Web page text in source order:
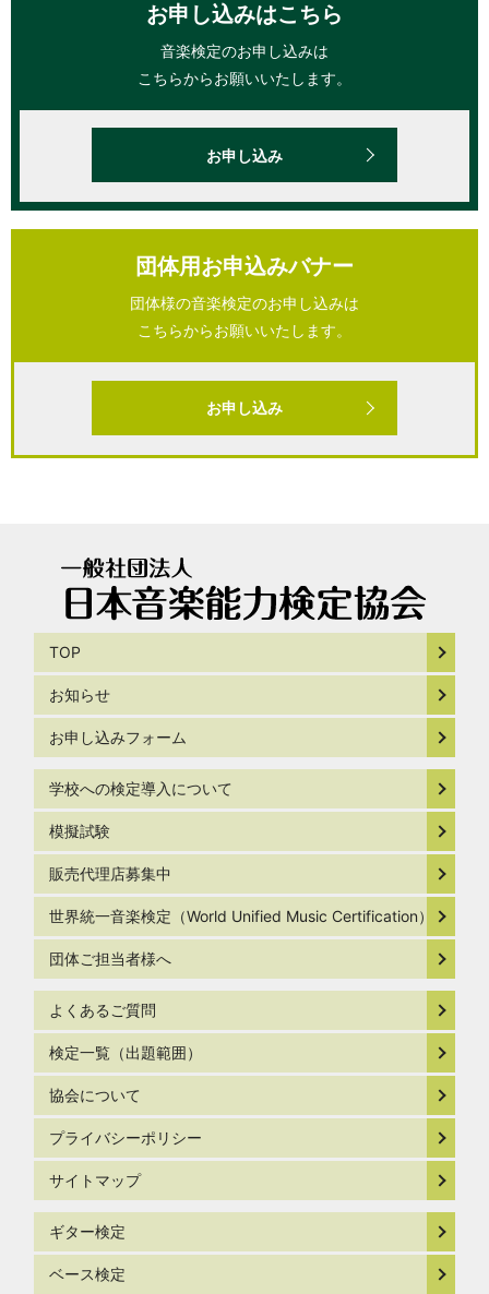
お申し込みはこちら
音楽検定のお申し込みは
こちらからお願いいたします。
お申し込み
団体用お申込みバナー
団体様の音楽検定のお申し込みは
こちらからお願いいたします。
お申し込み
TOP
お知らせ
お申し込みフォーム
学校への検定導入について
模擬試験
販売代理店募集中
世界統一音楽検定（World Unified Music Certification）
団体ご担当者様へ
よくあるご質問
検定一覧（出題範囲）
協会について
プライバシーポリシー
サイトマップ
ギター検定
ベース検定